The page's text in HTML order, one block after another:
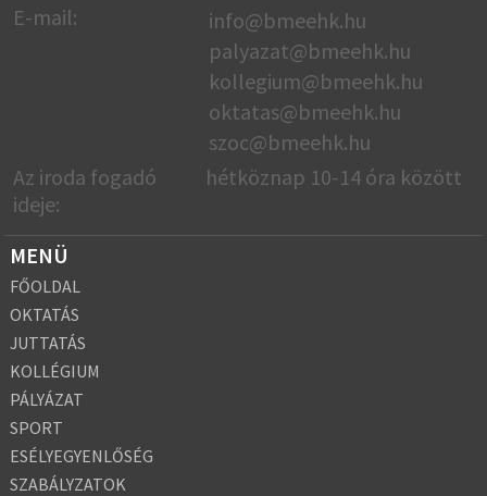
E-mail:
info@bmeehk.hu
palyazat@bmeehk.hu
kollegium@bmeehk.hu
oktatas@bmeehk.hu
szoc@bmeehk.hu
Az iroda fogadó
ideje:
hétköznap 10-14 óra között
MENÜ
FŐOLDAL
OKTATÁS
JUTTATÁS
KOLLÉGIUM
PÁLYÁZAT
SPORT
ESÉLYEGYENLŐSÉG
SZABÁLYZATOK